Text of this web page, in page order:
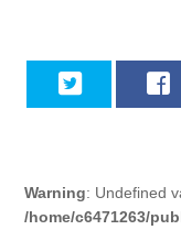
Warning: Undefined
/home/c6471263/